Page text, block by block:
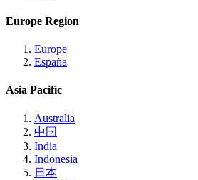
Europe Region
Europe
España
Asia Pacific
Australia
中国
India
Indonesia
日本